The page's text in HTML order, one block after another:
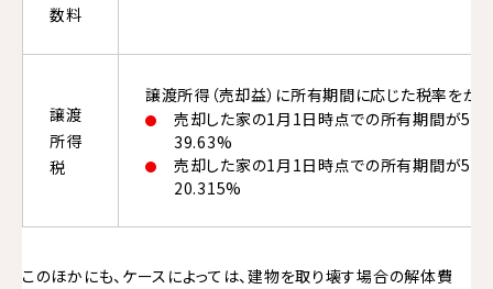
数料
譲渡
所得
税
譲渡所得（売却益）に所有期間に応じた税率をか
売却した家の1月1日時点での所有期間が5年
39.63%
売却した家の1月1日時点での所有期間が5年
20.315%
このほかにも、ケースによっては、建物を取り壊す場合の解体費